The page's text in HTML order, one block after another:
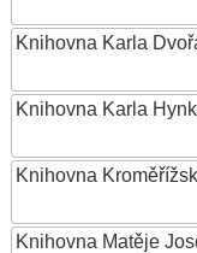
Knihovna Karla
Knihovna Karla
Knihovna
Knihovna Matěje